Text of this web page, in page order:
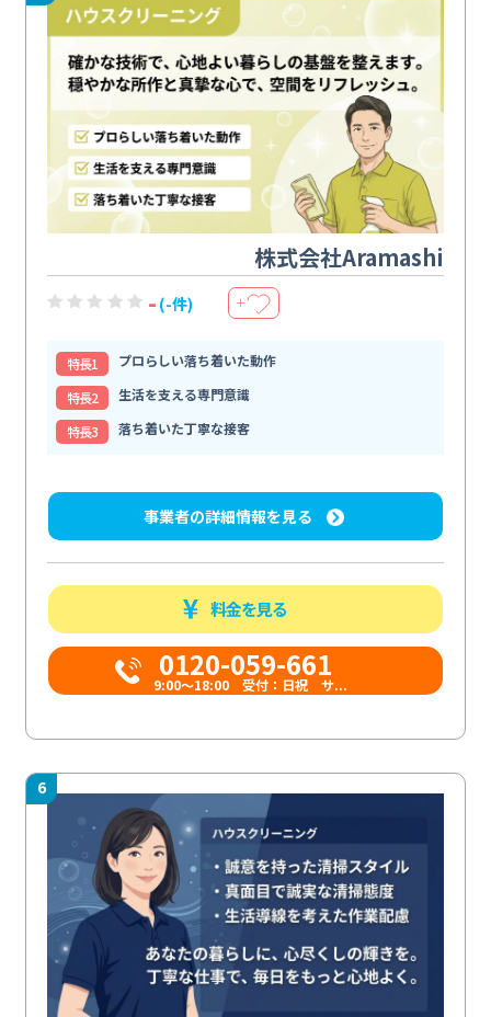
株式会社Aramashi
- (-件) ＋
特⻑1
プロらしい落ち着いた動作
特⻑2
生活を支える専門意識
特⻑3
落ち着いた丁寧な接客
事業者の詳細情報を見る
料金を見る
0120-059-661
9:00〜18:00 受付：日祝 サ...
6